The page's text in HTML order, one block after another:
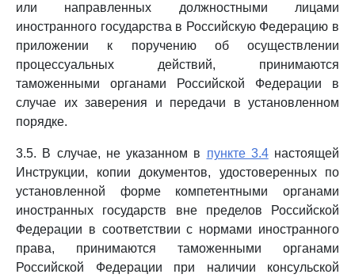
или направленных должностными лицами
иностранного государства в Российскую Федерацию в
приложении к поручению об осуществлении
процессуальных действий, принимаются
таможенными органами Российской Федерации в
случае их заверения и передачи в установленном
порядке.
3.5. В случае, не указанном в пункте 3.4настоящей
Инструкции, копии документов, удостоверенных по
установленной форме компетентными органами
иностранных государств вне пределов Российской
Федерации в соответствии с нормами иностранного
права, принимаются таможенными органами
Российской Федерации при наличии консульской